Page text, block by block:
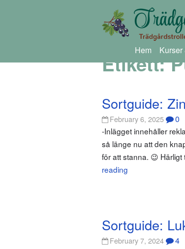
Hem Kurser
Etikett:
Sortguide:
February 6, 2025 0
-Inlägget innehåller
så länge nu att den
för att stanna. 😉
reading
Sortguide:
February 7, 2024 4